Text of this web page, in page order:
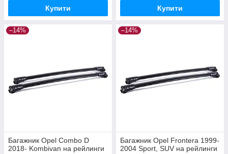
Купити Купити
–14%
Багажник Opel Combo D
2018- Kombivan на рейлинги
–14%
Багажник Opel Frontera 1999-
2004 Sport, SUV на рейлинги